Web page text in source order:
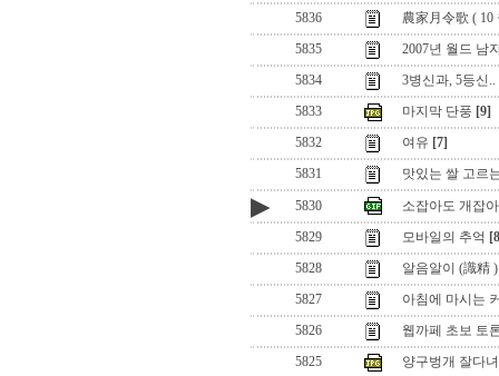
5836
農家月令歌 ( 10
5835
2007년 월드 남
5834
3병신과, 5등신..
5833
마지막 단풍 [9]
5832
여유 [7]
5831
맛있는 쌀 고르
▶ 5830
소잡아도 개잡
5829
모바일의 추억
5828
알음알이 (識精 )
5827
아침에 마시는
5826
웹까페 초보 토
5825
양구벙개 잘다